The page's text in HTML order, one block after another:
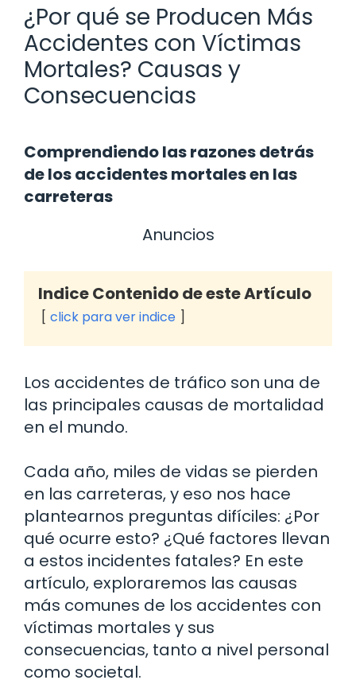
¿Por qué se Producen Más
Accidentes con Víctimas
Mortales? Causas y
Consecuencias
Comprendiendo las razones detrás
de los accidentes mortales en las
carreteras
Anuncios
Indice Contenido de este Artículo
click para ver indice
Los accidentes de tráfico son una de
las principales causas de mortalidad
en el mundo.
Cada año, miles de vidas se pierden
en las carreteras, y eso nos hace
plantearnos preguntas difíciles: ¿Por
qué ocurre esto? ¿Qué factores llevan
a estos incidentes fatales? En este
artículo, exploraremos las causas
más comunes de los accidentes con
víctimas mortales y sus
consecuencias, tanto a nivel personal
como societal.